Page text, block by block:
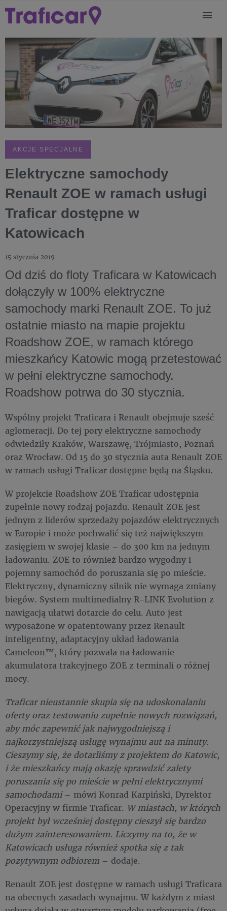
AKCJE SPECJALNE
Elektryczne samochody
Renault ZOE w ramach usługi
Traficar dostępne w
Katowicach
15 stycznia 2019
Od dziś do floty Traficara w Katowicach
dołączyły w 100% elektryczne
samochody marki Renault ZOE. To już
ostatnie miasto na mapie projektu
Roadshow ZOE, w ramach którego
mieszkańcy Katowic mogą przetestować
w pełni elektryczne samochody.
Roadshow potrwa do 30 stycznia.
Wspólny projekt Traficara i Renault obejmuje sześć
aglomeracji. Do tej pory elektryczne samochody
odwiedziły Kraków, Warszawę, Trójmiasto, Poznań
oraz Wrocław. Od 15 do 30 stycznia auta Renault ZOE
w ramach usługi Traficar dostępne będą na Śląsku.
W projekcie Roadshow ZOE Traficar udostępnia
zupełnie nowy rodzaj pojazdu. Renault ZOE jest
jednym z liderów sprzedaży pojazdów elektrycznych
w Europie i może pochwalić się też największym
zasięgiem w swojej klasie – do 300 km na jednym
ładowaniu. ZOE to również bardzo wygodny i
pojemny samochód do poruszania się po mieście.
Elektryczny, dynamiczny silnik nie wymaga zmiany
biegów. System multimedialny R-LINK Evolution z
nawigacją ułatwi dotarcie do celu. Auto jest
wyposażone w opatentowany przez Renault
inteligentny, adaptacyjny układ ładowania
Cameleon™, który pozwala na ładowanie
akumulatora trakcyjnego ZOE z terminali o różnej
mocy.
Traficar nieustannie skupia się na udoskonalaniu
oferty oraz testowaniu zupełnie nowych rozwiązań,
aby móc zapewnić jak najwygodniejszą i
najkorzystniejszą usługę wynajmu aut na minuty.
Cieszymy się, że dotarliśmy z projektem do Katowic,
i że mieszkańcy mają okazję sprawdzić zalety
poruszania się po mieście w pełni elektrycznymi
samochodami – mówi Konrad Karpiński, Dyrektor
Operacyjny w firmie Traficar. W miastach, w których
projekt był wcześniej dostępny cieszył się bardzo
dużym zainteresowaniem. Liczymy na to, że w
Katowicach usługa również spotka się z tak
pozytywnym odbiorem – dodaje.
Renault ZOE jest dostępne w ramach usługi Traficara
na obecnych zasadach wynajmu. W każdym z miast